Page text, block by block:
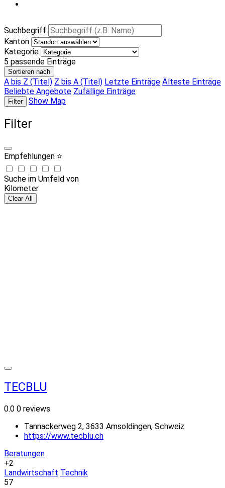
Suchbegriff
Kanton
Kategorie
5 passende Einträge
Sortieren nach
A bis Z (Titel) Z bis A (Titel) Letzte Einträge Älteste Einträge
Beliebte Angebote Zufällige Einträge
Filter Show Map
Filter
Empfehlungen ⭐
Suche im Umfeld von
Kilometer
Clear All
TECBLU
0.0 0 reviews
Tannackerweg 2, 3633 Amsoldingen, Schweiz
https://www.tecblu.ch
Beratungen
+2
Landwirtschaft Technik
57